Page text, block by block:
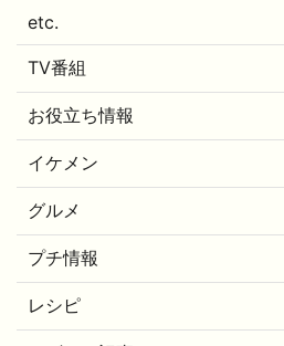
etc.
TV番組
お役立ち情報
イケメン
グルメ
プチ情報
レシピ